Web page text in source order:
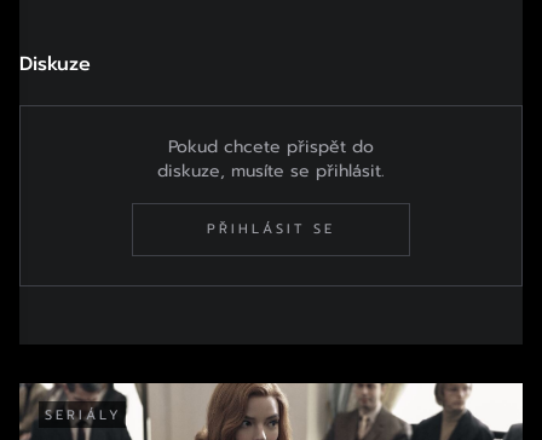
Diskuze
Pokud chcete přispět do
diskuze, musíte se přihlásit.
PŘIHLÁSIT SE
SERIÁLY